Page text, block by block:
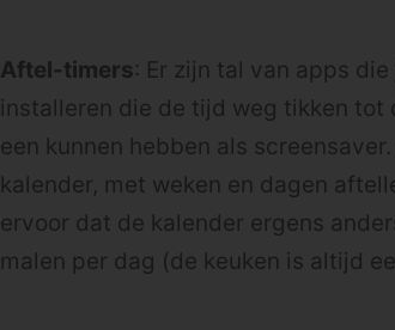
Aftel-timers: Er zijn tal van apps
installeren die de tijd weg tikken tot
een kunnen hebben als
kalender, met weken en dagen
ervoor dat de kalender ergens
malen per dag (de keuken is altijd